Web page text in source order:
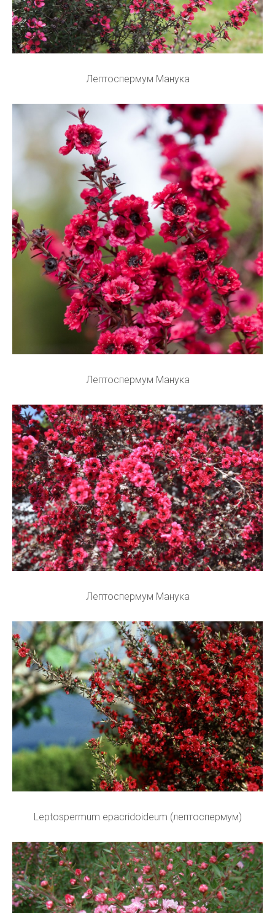
Лептоспермум Манука
Лептоспермум Манука
Лептоспермум Манука
Leptospermum epacridoideum (лептоспермум)